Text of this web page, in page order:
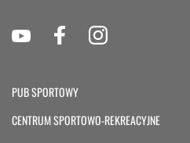
PUB SPORTOWY
CENTRUM SPORTOWO-REKREACYJNE